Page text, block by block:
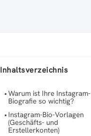
Inhaltsverzeichnis
Warum ist Ihre Instagram-
Biografie so wichtig?
Instagram-Bio-Vorlagen
(Geschäfts- und
Erstellerkonten)